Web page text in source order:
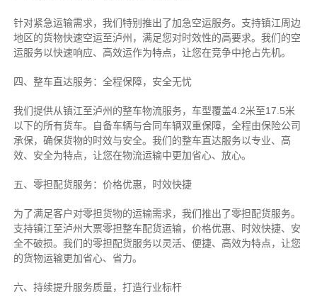
针对紧急运输需求，我们特别推出了加急空运服务。支持镇江周边
地区的货物快速空运至泸州，满足您对时效性的高要求。我们的空
运服务以快速响应、高效运作为特点，让您在竞争中抢占先机。
四、整车直达服务：全程保障，安全无忧
我们提供从镇江至泸州的整车物流服务，车型覆盖4.2米至17.5米
以下的所有货车。自备车辆与合同车辆双重保障，全程由保险公司
承保，确保货物的时效与安全。我们的整车直达服务以专业、高
效、安全为特点，让您在物流运输中更加省心、放心。
五、零担配货服务：价格优惠，时效快捷
为了满足客户对零担货物的运输需求，我们推出了零担配货服务。
支持镇江至泸州大票零担整车配货运输，价格优惠、时效快捷、安
全不破损。我们的零担配货服务以灵活、便捷、高效为特点，让您
的货物运输更加省心、省力。
六、持续提升服务质量，打造行业标杆